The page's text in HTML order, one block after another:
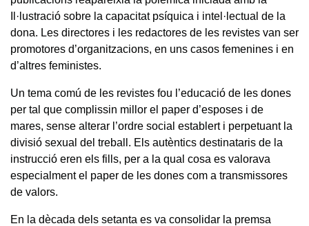
Il·lustració sobre la capacitat psíquica i intel·lectual de la
dona. Les directores i les redactores de les revistes van ser
promotores d’organitzacions, en uns casos femenines i en
d’altres feministes.
Un tema comú de les revistes fou l’educació de les dones
per tal que complissin millor el paper d’esposes i de
mares, sense alterar l’ordre social establert i perpetuant la
divisió sexual del treball. Els autèntics destinataris de la
instrucció eren els fills, per a la qual cosa es valorava
especialment el paper de les dones com a transmissores
de valors.
En la dècada dels setanta es va consolidar la premsa